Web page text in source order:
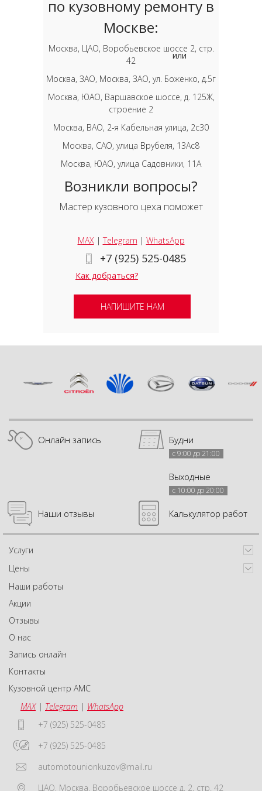
по кузовному ремонту в
Москве:
Москва, ЦАО, Воробьевское шоссе 2, стр.
42
Москва, ЗАО, Москва, ЗАО, ул. Боженко, д.5г
Москва, ЮАО, Варшавское шоссе, д. 125Ж,
строение 2
Москва, ВАО, 2-я Кабельная улица, 2с30
Москва, САО, улица Врубеля, 13Ас8
Москва, ЮАО, улица Садовники, 11А
Возникли вопросы?
Мастер кузовного цеха поможет
MAX|Telegram | WhatsApp
+7 (925) 525-0485
Как добраться?
или
НАПИШИТЕ НАМ
Онлайн запись Будни
с 9:00 до 21:00
Выходные
с 10:00 до 20:00
Наши отзывы Калькулятор работ
Услуги
Цены
Наши работы
Акции
Отзывы
О нас
Запись онлайн
Контакты
Кузовной центр АМС
MAX| Telegram | WhatsApp
+7 (925) 525-0485
+7 (925) 525-0485
automotounionkuzov@mail.ru
ЦАО, Москва, Воробьевское шоссе д. 2, стр. 42